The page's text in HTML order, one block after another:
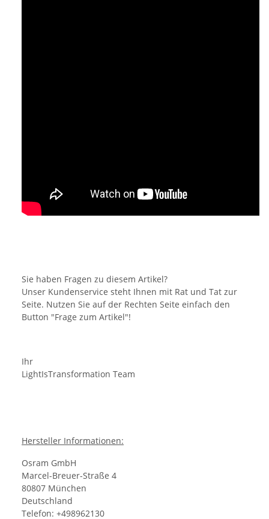
Sie haben Fragen zu diesem Artikel?
Unser Kundenservice steht Ihnen mit Rat und Tat zur
Seite. Nutzen Sie auf der Rechten Seite einfach den
Button "Frage zum Artikel"!
Ihr
LightIsTransformation Team
Hersteller Informationen:
Osram GmbH
Marcel-Breuer-Straße 4
80807 München
Deutschland
Telefon: +498962130